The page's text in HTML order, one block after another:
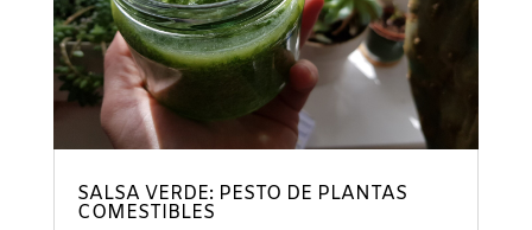
SALSA VERDE: PESTO DE PLANTAS
COMESTIBLES